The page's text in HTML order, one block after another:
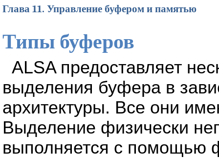
Глава 11. Управление буфером и памятью
Типы буферов
ALSA предоставляет
выделения буфера в
архитектуры. Все они
Выделение физически
выполняется с помощью